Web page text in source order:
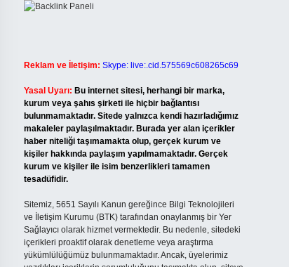
Reklam ve İletişim: Skype: live:.cid.575569c608265c69
Yasal Uyarı: Bu internet sitesi, herhangi bir marka,
kurum veya şahıs şirketi ile hiçbir bağlantısı
bulunmamaktadır. Sitede yalnızca kendi hazırladığımız
makaleler paylaşılmaktadır. Burada yer alan içerikler
haber niteliği taşımamakta olup, gerçek kurum ve
kişiler hakkında paylaşım yapılmamaktadır. Gerçek
kurum ve kişiler ile isim benzerlikleri tamamen
tesadüfidir.
Sitemiz, 5651 Sayılı Kanun gereğince Bilgi Teknolojileri
ve İletişim Kurumu (BTK) tarafından onaylanmış bir Yer
Sağlayıcı olarak hizmet vermektedir. Bu nedenle, sitedeki
içerikleri proaktif olarak denetleme veya araştırma
yükümlülüğümüz bulunmamaktadır. Ancak, üyelerimiz